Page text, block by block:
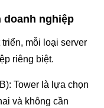
nghiệp
mỗi loại server
riêng biệt.
Tower là lựa chọn
và không cần